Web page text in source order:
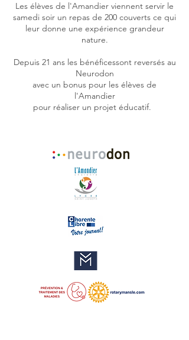
Les élèves de l'Amandier viennent servir le
samedi soir un repas de 200 couverts ce qui
leur donne une expérience grandeur
nature.
Depuis 21 ans les bénéficessont reversés au
Neurodon
avec un bonus pour les élèves de
l'Amandier
pour réaliser un projet éducatif.